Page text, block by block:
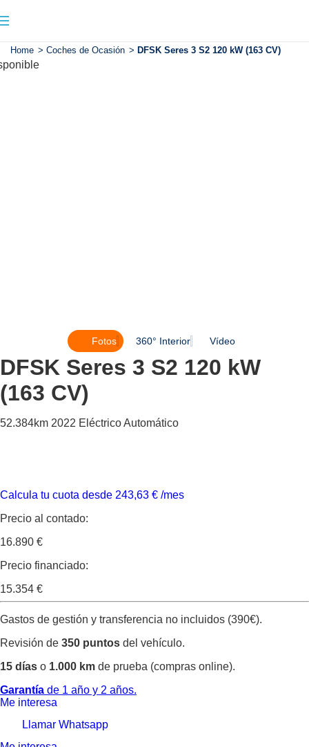
Home > Coches de Ocasión > DFSK Seres 3 S2 120 kW (163 CV)
Fotos 360° Interior Vídeo
DFSK Seres 3 S2 120 kW
(163 CV)
52.384km 2022 EléctricoAutomático
Calcula tu cuota desde 243,63 € /mes
Precio al contado:
16.890 €
Precio financiado:
15.354 €
Gastos de gestión y transferencia no incluidos (390€).
Revisión de 350 puntos del vehículo.
15 días o 1.000 km de prueba (compras online).
Garantía de 1 año y 2 años.
Me interesa
Llamar Whatsapp